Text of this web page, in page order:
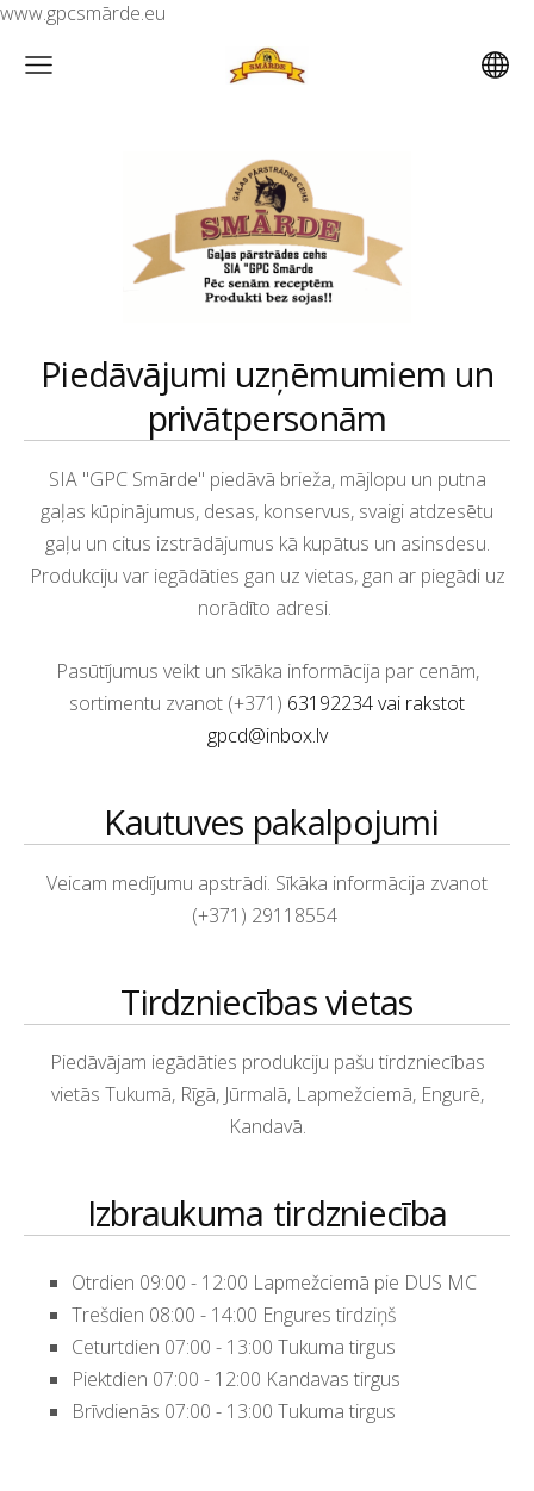
www.gpcsmārde.eu
Piedāvājumi uzņēmumiem un
privātpersonām
SIA "GPC Smārde" piedāvā brieža, mājlopu un putna
gaļas kūpinājumus, desas, konservus, svaigi atdzesētu
gaļu un citus izstrādājumus kā kupātus un asinsdesu.
Produkciju var iegādāties gan uz vietas, gan ar piegādi uz
norādīto adresi.
Pasūtījumus veikt un sīkāka informācija par cenām,
sortimentu zvanot (+371) 63192234 vai rakstot
gpcd@inbox.lv
Kautuves pakalpojumi
Veicam medījumu apstrādi. Sīkāka informācija zvanot
(+371) 29118554
Tirdzniecības vietas
Piedāvājam iegādāties produkciju pašu tirdzniecības
vietās Tukumā, Rīgā, Jūrmalā, Lapmežciemā, Engurē,
Kandavā.
Izbraukuma tirdzniecība
Otrdien 09:00 - 12:00 Lapmežciemā pie DUS MC
Trešdien 08:00 - 14:00 Engures tirdziņš
Ceturtdien 07:00 - 13:00 Tukuma tirgus
Piektdien 07:00 - 12:00 Kandavas tirgus
Brīvdienās 07:00 - 13:00 Tukuma tirgus